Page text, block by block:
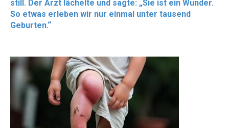
still. Der Arzt lächelte und sagte: „Sie ist ein Wunder.
So etwas erleben wir nur einmal unter tausend
Geburten.“